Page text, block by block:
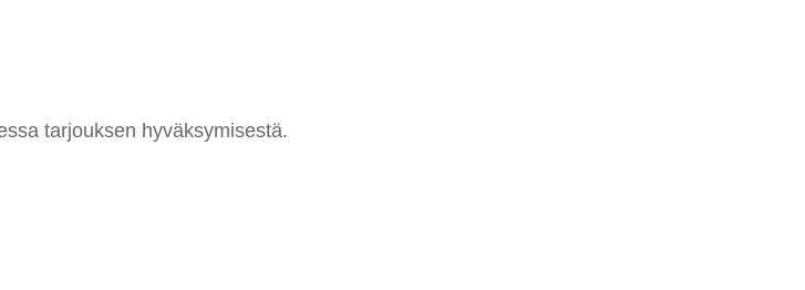
tarjouksen hyväksymisestä.